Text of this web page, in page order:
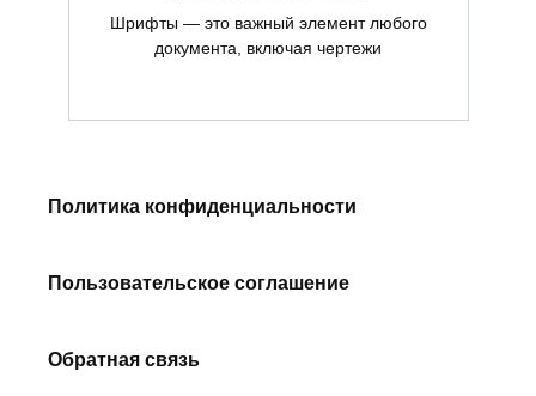
Шрифты — это важный элемент любого
документа, включая чертежи
Политика конфиденциальности
Пользовательское соглашение
Обратная связь